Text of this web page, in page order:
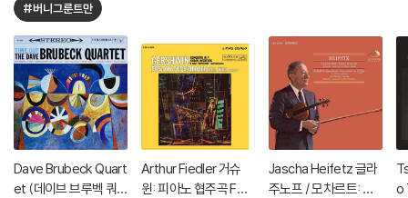
#버니그룬트만
Dave Brubeck Quart
et (데이브 브루벡 쿼
Arthur Fiedler 거슈
윈: 피아노 협주곡 F장
Jascha Heifetz 글라
주노프 / 모차르트: 바
o